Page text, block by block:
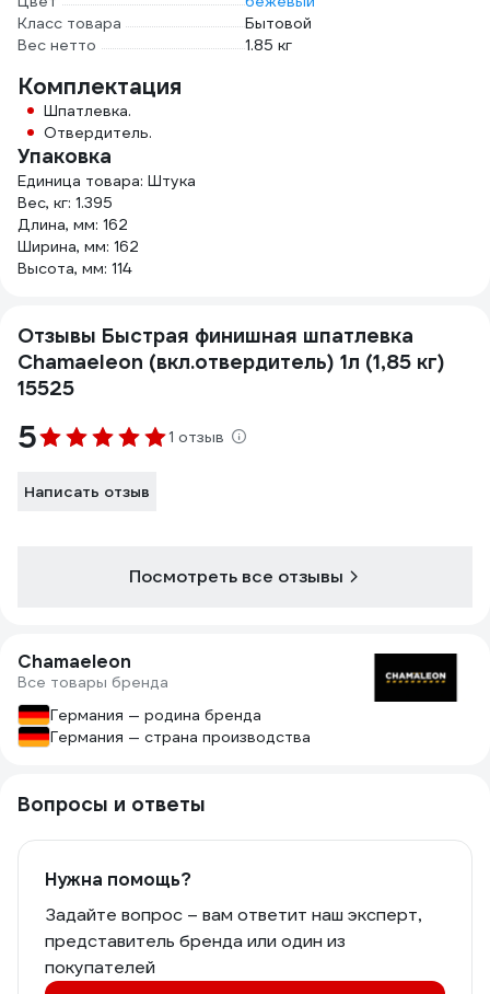
Класс товара
Бытовой
Вес нетто
1.85 кг
Комплектация
Шпатлевка.
Отвердитель.
Упаковка
Единица товара: Штука
Вес, кг: 1.395
Длина, мм: 162
Ширина, мм: 162
Высота, мм: 114
Отзывы Быстрая финишная шпатлевка
Chamaeleon (вкл.отвердитель) 1л (1,85 кг)
15525
5 1 отзыв
Написать отзыв
Посмотреть все отзывы
Chamaeleon
Все товары бренда
Германия — родина бренда
Германия — страна производства
Вопросы и ответы
Нужна помощь?
Задайте вопрос – вам ответит наш эксперт,
представитель бренда или один из
покупателей